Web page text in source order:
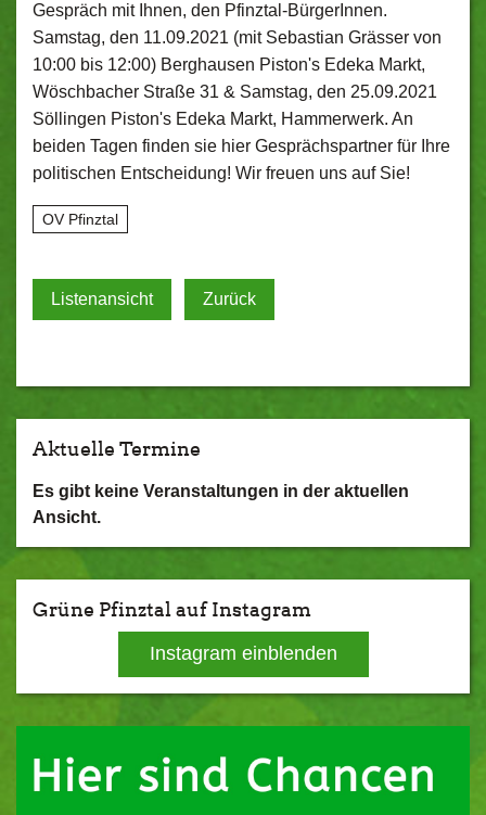
Gespräch mit Ihnen, den Pfinztal-BürgerInnen.
Samstag, den 11.09.2021 (mit Sebastian Grässer von
10:00 bis 12:00) Berghausen Pistonʹs Edeka Markt,
Wöschbacher Straße 31 & Samstag, den 25.09.2021
Söllingen Pistonʹs Edeka Markt, Hammerwerk. An
beiden Tagen finden sie hier Gesprächspartner für Ihre
politischen Entscheidung! Wir freuen uns auf Sie!
OV Pfinztal
Listenansicht Zurück
Aktuelle Termine
Es gibt keine Veranstaltungen in der aktuellen
Ansicht.
Grüne Pfinztal auf Instagram
Instagram einblenden